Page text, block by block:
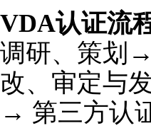
VDA认证流
调研、策划
改、审定与
→ 第三方认